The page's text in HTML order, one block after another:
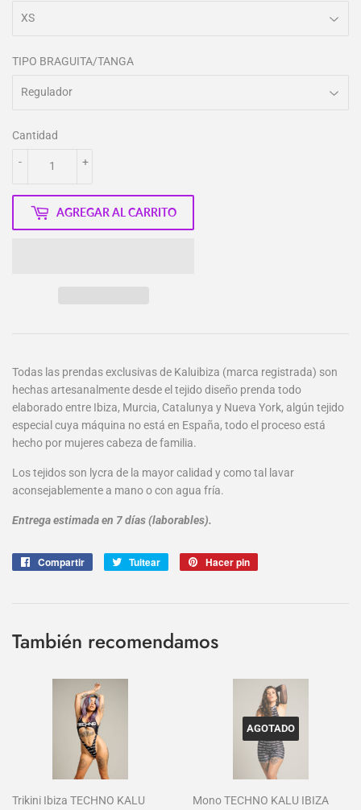
TIPO BRAGUITA/TANGA
Cantidad
+
-
AGREGAR AL CARRITO
Todas las prendas exclusivas de Kaluibiza (marca registrada) son
hechas artesanalmente desde el tejido diseño prenda todo
elaborado entre Ibiza, Murcia, Catalunya y Nueva York, algún tejido
especial cuya máquina no está en España, todo el proceso está
hecho por mujeres cabeza de familia.
Los tejidos son lycra de la mayor calidad y como tal lavar
aconsejablemente a mano o con agua fría.
Entrega estimada en 7 días (laborables).
Compartir
CompartirTuitear
Tuitear Hacer pin
También recomendamos
Trikini Ibiza TECHNO KALU
AGOTADO
Mono TECHNO KALU IBIZA